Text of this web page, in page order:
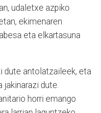
udaletxe azpiko
ekimenaren
eta elkartasuna
dute antolatzaileek, eta
dute.
horri emango